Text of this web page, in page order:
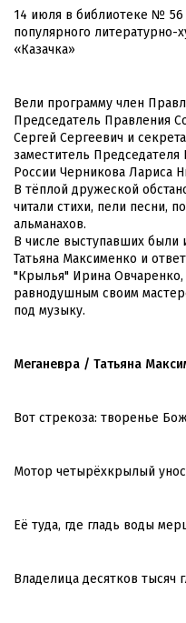
14 июля в библиотеке № 56
популярного литературно-
«Казачка»
Вели программу член
Председатель Правления
Сергей Сергеевич и
заместитель
России Черникова Лариса
В тёплой дружеской
читали стихи, пели песни,
альманахов.
В числе выступавших
Татьяна Максименко и
"Крылья" Ирина Овчаренко,
равнодушным своим
под музыку.
Меганевра / Татьяна
Вот стрекоза: творенье
Мотор четырёхкрылый
Её туда, где гладь воды
Владелица десятков тысяч